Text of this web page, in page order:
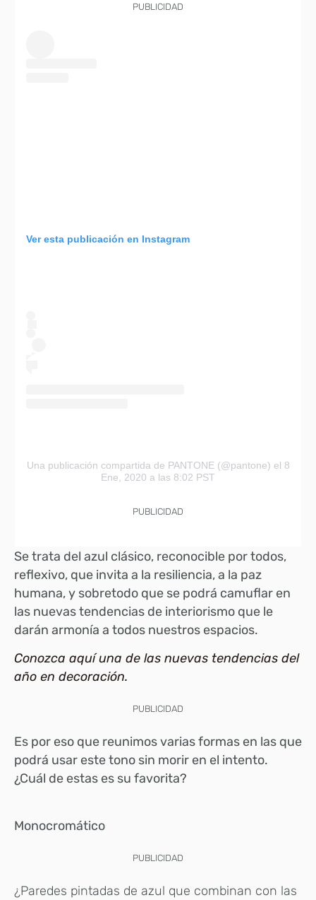
PUBLICIDAD
Ver esta publicación en Instagram
Una publicación compartida de PANTONE (@pantone) el 8
Ene, 2020 a las 8:02 PST
PUBLICIDAD
Se trata del azul clásico, reconocible por todos,
reflexivo, que invita a la resiliencia, a la paz
humana, y sobretodo que se podrá camuflar en
las nuevas tendencias de interiorismo que le
darán armonía a todos nuestros espacios.
Conozca aquí una de las nuevas tendencias del
año en decoración.
PUBLICIDAD
Es por eso que reunimos varias formas en las que
podrá usar este tono sin morir en el intento.
¿Cuál de estas es su favorita?
Monocromático
PUBLICIDAD
¿Paredes pintadas de azul que combinan con las